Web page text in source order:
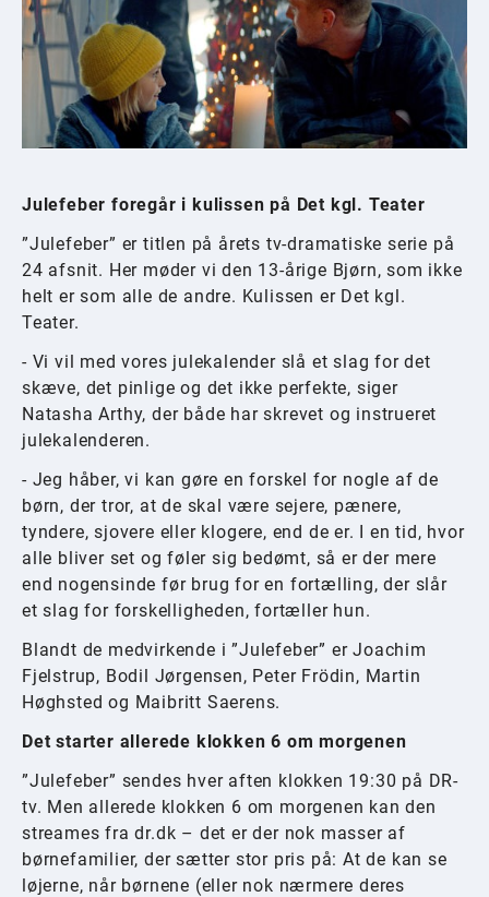
Julefeber foregår i kulissen på Det kgl. Teater
”Julefeber” er titlen på årets tv-dramatiske serie på
24 afsnit. Her møder vi den 13-årige Bjørn, som ikke
helt er som alle de andre. Kulissen er Det kgl.
Teater.
- Vi vil med vores julekalender slå et slag for det
skæve, det pinlige og det ikke perfekte, siger
Natasha Arthy, der både har skrevet og instrueret
julekalenderen.
- Jeg håber, vi kan gøre en forskel for nogle af de
børn, der tror, at de skal være sejere, pænere,
tyndere, sjovere eller klogere, end de er. I en tid, hvor
alle bliver set og føler sig bedømt, så er der mere
end nogensinde før brug for en fortælling, der slår
et slag for forskelligheden, fortæller hun.
Blandt de medvirkende i ”Julefeber” er Joachim
Fjelstrup, Bodil Jørgensen, Peter Frödin, Martin
Høghsted og Maibritt Saerens.
Det starter allerede klokken 6 om morgenen
”Julefeber” sendes hver aften klokken 19:30 på DR-
tv. Men allerede klokken 6 om morgenen kan den
streames fra dr.dk – det er der nok masser af
børnefamilier, der sætter stor pris på: At de kan se
løjerne, når børnene (eller nok nærmere deres